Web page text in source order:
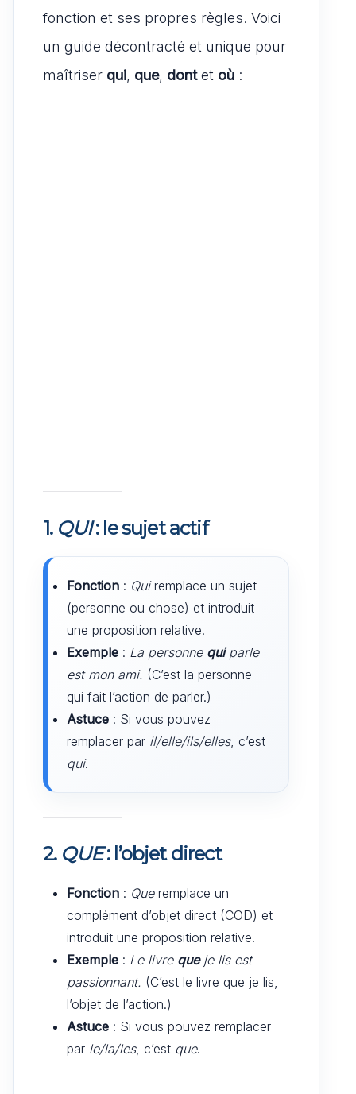
fonction et ses propres règles. Voici
un guide décontracté et unique pour
maîtriser qui, que, dontet où :
1. QUI: le sujet actif
Fonction : Quiremplace un sujet
(personne ou chose) et introduit
une proposition relative.
Exemple : La personne quiparle
est mon ami. (C’est la personne
qui fait l’action de parler.)
Astuce : Si vous pouvez
remplacer par il/elle/ils/elles, c’est
qui.
2. QUE: l’objet direct
Fonction : Queremplace un
complément d’objet direct (COD) et
introduit une proposition relative.
Exemple : Le livre queje lis est
passionnant. (C’est le livre que je lis,
l’objet de l’action.)
Astuce : Si vous pouvez remplacer
par le/la/les, c’est que.